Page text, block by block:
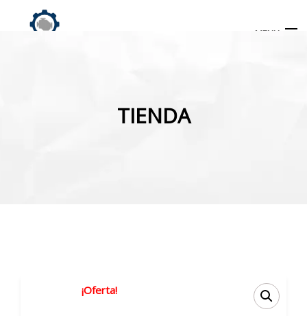
MENU
TIENDA
¡Oferta!